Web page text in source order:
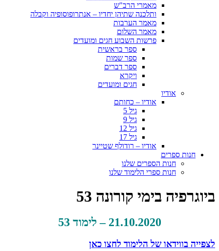
מאמרי הרב"ש
ותלכנה שתיהן יחדיו – אנתרופוסופיה וקבלה
מאמר הערבות
מאמר השלום
פרשות השבוע חגים ומועדים
ספר בראשית
ספר שמות
ספר דברים
ויקרא
חגים ומועדים
אודיו
אודיו – כחותם
גיל 5
גיל 9
גיל 12
גיל 17
אודיו – רודולף שטיינר
חנות ספרים
חנות הספרים שלנו
חנות ספרי הלימוד שלנו
ביוגרפיה בימי קורונה 53
21.10.2020 – לימוד 53
לצפייה בווידאו של הלימוד לחצו כאן